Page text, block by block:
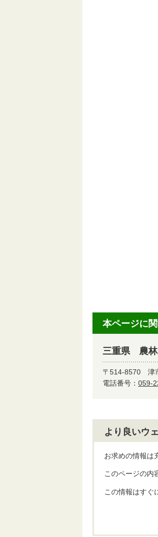
本ページに
三重県 農
〒514-8570 津
電話番号： 059-
より良いウ
お求めの情報は
このページの内
この情報はすぐ